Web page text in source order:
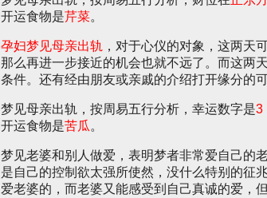
开运食物是芹菜。
孕妇梦见母亲出轨 ，对于心仪的对象，这两天
那么再进一步接近的机会也就不远了。而这两
条件。还有经由朋友或亲戚的介绍打开缘分的
梦见母亲出轨，按周易五行分析，幸运数字是3
开运食物是苦瓜 。
梦见老婆和别人做爱，表明梦者非常爱自己的
是自己的控制欲太强所使然，没什么特别的征
爱老婆的，而老婆又能感受到自己真诚的爱，